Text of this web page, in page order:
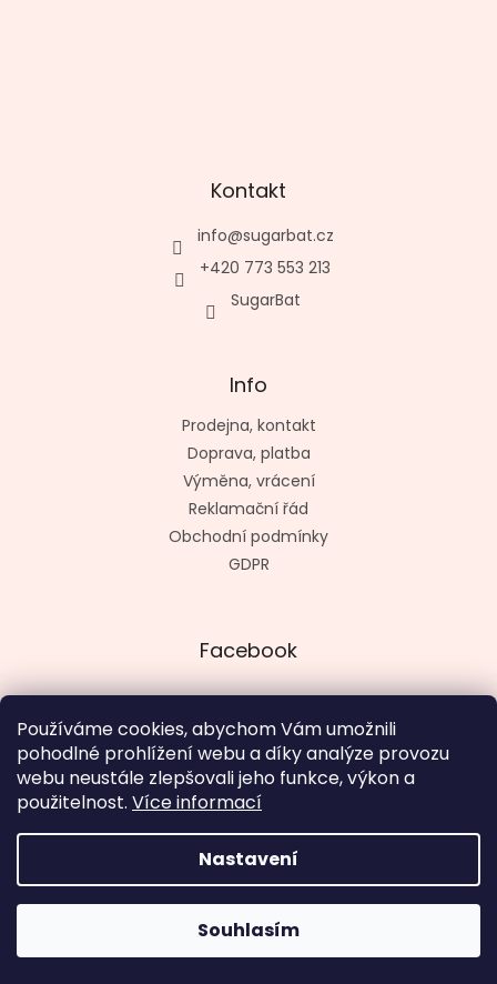
Používáme cookies, abychom Vám umožnili
pohodlné prohlížení webu a díky analýze provozu
webu neustále zlepšovali jeho funkce, výkon a
použitelnost. Více informací
Nastavení
Souhlasím
V termínu 18. 8. - 4. 9. otevřeno út - pá 12 - 19 hod., so, ne a
Kontakt
info@sugarbat.cz
+420 773 553 213
SugarBat
Info
Prodejna, kontakt
Doprava, platba
Výměna, vrácení
Reklamační řád
Obchodní podmínky
GDPR
Facebook
Vytvořil kashop.cz
Vytvořil Shoptet
SugarBat.cz. Všechna práva vyhrazena.